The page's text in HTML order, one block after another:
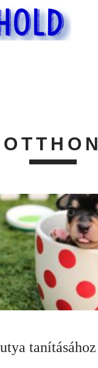
OTTHON
tanításához